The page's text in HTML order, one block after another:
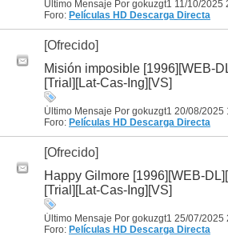
Último Mensaje Por gokuzgt1 11/10/2025
Foro: Películas HD Descarga Directa
[Ofrecido]
Misión imposible [1996][WEB-
[Trial][Lat-Cas-Ing][VS]
Último Mensaje Por gokuzgt1 20/08/2025
Foro: Películas HD Descarga Directa
[Ofrecido]
Happy Gilmore [1996][WEB-
[Trial][Lat-Cas-Ing][VS]
Último Mensaje Por gokuzgt1 25/07/2025
Foro: Películas HD Descarga Directa